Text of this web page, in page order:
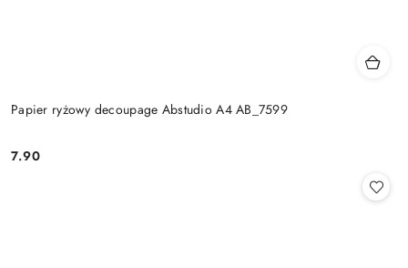
Papier ryżowy decoupage Abstudio A4 AB_7599
Cena:
7.90